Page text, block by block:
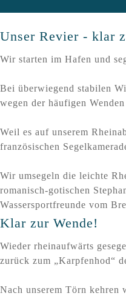
Unser Revier - klar
Wir starten im Hafen und
Bei überwiegend stabilen
wegen der häufigen
Weil es auf unserem
französischen
Wir umsegeln die leichte
romanisch-gotischen
Wassersportfreunde vom
Klar zur Wende!
Wieder rheinaufwärts
zurück zum „Karpfenhod“
Nach unserem Törn